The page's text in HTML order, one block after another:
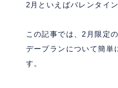
2 月といえばバレンタイ
この記事では、 2 月限定
デープランについて簡単
す。